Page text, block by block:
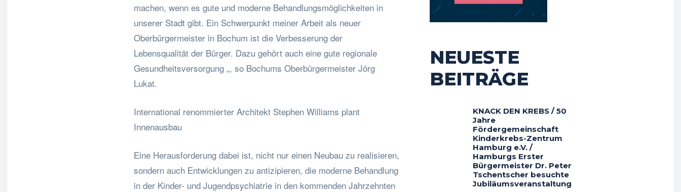
machen, wenn es gute und moderne Behandlungsmöglichkeiten in
unserer Stadt gibt. Ein Schwerpunkt meiner Arbeit als neuer
Oberbürgermeister in Bochum ist die Verbesserung der
Lebensqualität der Bürger. Dazu gehört auch eine gute regionale
Gesundheitsversorgung „, so Bochums Oberbürgermeister Jörg
Lukat.
International renommierter Architekt Stephen Williams plant
Innenausbau
Eine Herausforderung dabei ist, nicht nur einen Neubau zu realisieren,
sondern auch Entwicklungen zu antizipieren, die moderne Behandlung
in der Kinder- und Jugendpsychiatrie in den kommenden Jahrzehnten
NEUESTE
BEITRÄGE
KNACK DEN KREBS / 50
Jahre
Fördergemeinschaft
Kinderkrebs-Zentrum
Hamburg e.V. /
Hamburgs Erster
Bürgermeister Dr. Peter
Tschentscher besuchte
Jubiläumsveranstaltung